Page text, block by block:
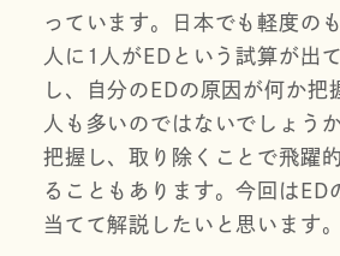
っています。日本でも軽度の
人に1人がEDという試算が出
し、自分のEDの原因が何か把
人も多いのではないでしょう
把握し、取り除くことで飛躍
ることもあります。今回はED
当てて解説したいと思います。